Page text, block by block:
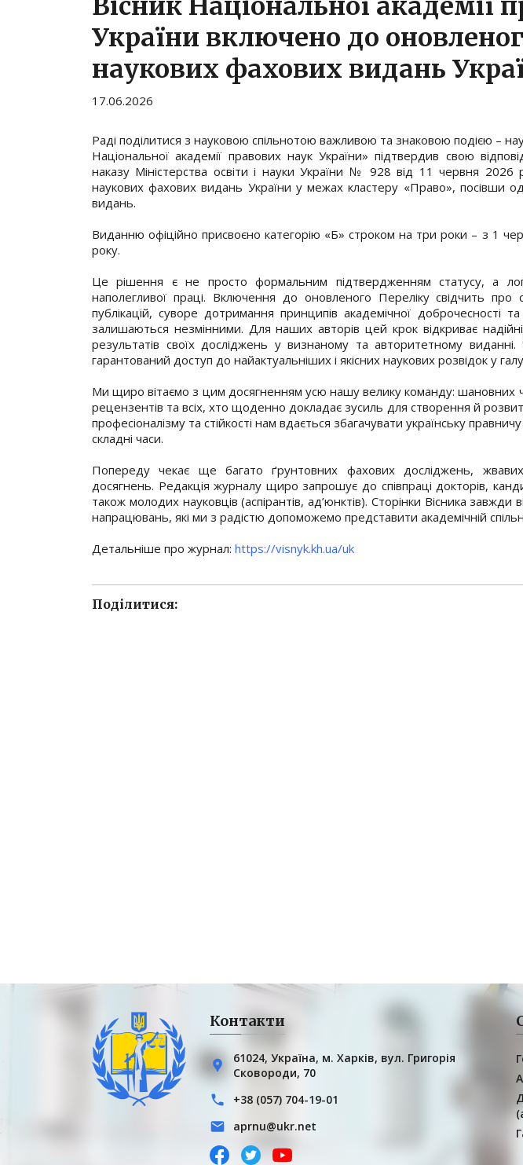
Вісник Національної академії
України включено до
наукових фахових видань
17.06.2026
Раді поділитися з науковою спільнотою важливою та знаковою подією –
Національної академії правових наук України» підтвердив свою
наказу Міністерства освіти і науки України № 928 від 11 червня
наукових фахових видань України у межах кластеру «Право», посівши
видань.
Виданню офіційно присвоєно категорію «Б» строком на три роки – з 1
року.
Це рішення є не просто формальним підтвердженням статусу, а
наполегливої праці. Включення до оновленого Переліку свідчить про
публікацій, суворе дотримання принципів академічної доброчесності та
залишаються незмінними. Для наших авторів цей крок відкриває
результатів своїх досліджень у визнаному та авторитетному
гарантований доступ до найактуальніших і якісних наукових розвідок у
Ми щиро вітаємо з цим досягненням усю нашу велику команду: шановних
рецензентів та всіх, хто щоденно докладає зусиль для створення й
професіоналізму та стійкості нам вдається збагачувати українську
складні часи.
Попереду чекає ще багато ґрунтовних фахових досліджень,
досягнень. Редакція журналу щиро запрошує до співпраці докторів,
також молодих науковців (аспірантів, ад’юнктів). Сторінки Вісника завжди
напрацювань, які ми з радістю допоможемо представити академічній
Детальніше про журнал: https://visnyk.kh.ua/uk
Поділитися:
Контакти
61024, Українa, м. Харків, вул. Григорія
Сковороди, 70
+38 (057) 704-19-01
aprnu@ukr.net